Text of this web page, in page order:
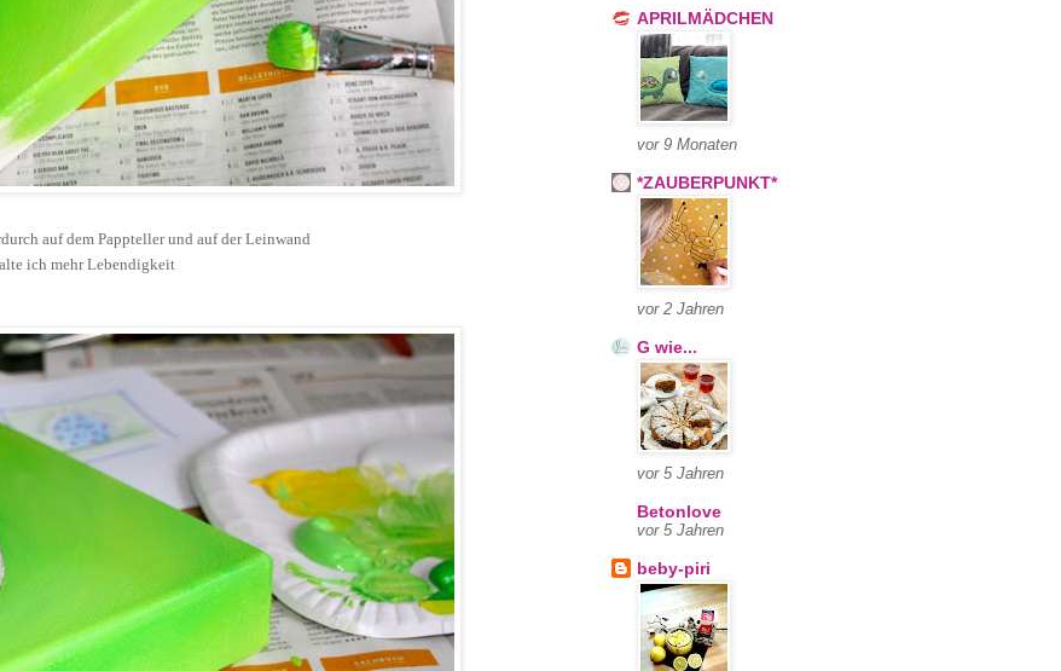
auf dem Pappteller und auf der Leinwand
ich mehr Lebendigkeit
APRILMÄDCHEN
vor 9 Monaten
*ZAUBERPUNKT*
vor 2 Jahren
G wie...
vor 5 Jahren
Betonlove
vor 5 Jahren
beby-piri